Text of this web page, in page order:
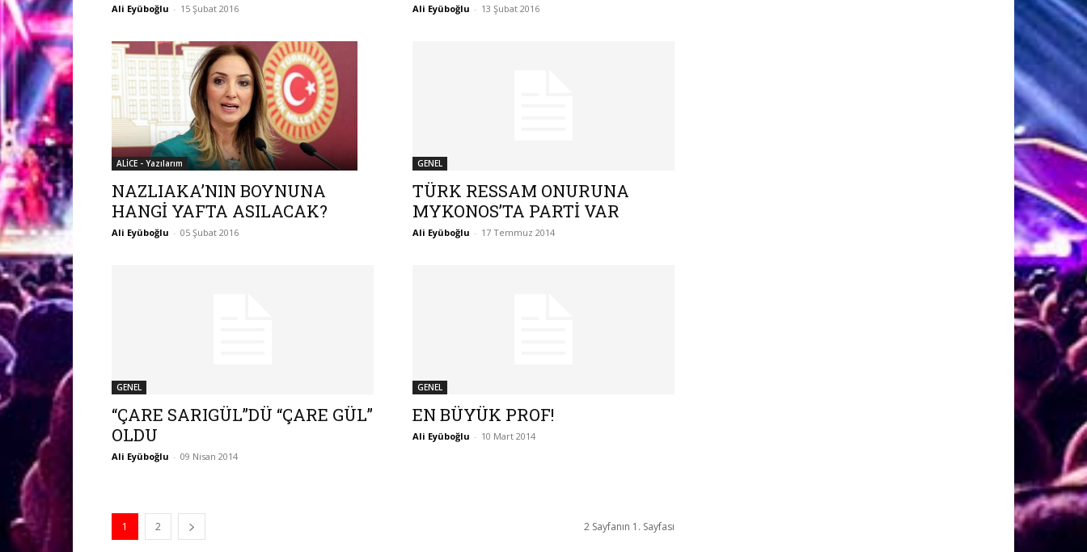
Ali Eyüboğlu - 15 Şubat 2016 Ali Eyüboğlu - 13 Şubat 2016
ALİCE - Yazılarım
NAZLIAKA’NIN BOYNUNA
HANGİ YAFTA ASILACAK?
Ali Eyüboğlu - 05 Şubat 2016
GENEL
TÜRK RESSAM ONURUNA
MYKONOS’TA PARTİ VAR
Ali Eyüboğlu - 17 Temmuz 2014
GENEL
“ÇARE SARIGÜL”DÜ “ÇARE GÜL”
OLDU
Ali Eyüboğlu - 09 Nisan 2014
GENEL
EN BÜYÜK PROF!
Ali Eyüboğlu - 10 Mart 2014
1 2 2 Sayfanın 1. Sayfası